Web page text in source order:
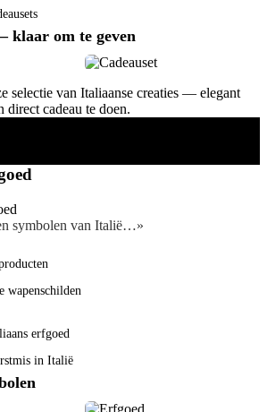
klaar om te geven
selectie van Italiaanse creaties — elegant
direct cadeau te doen.
symbolen van Italië…»
wapenschilden
erfgoed
in Italië